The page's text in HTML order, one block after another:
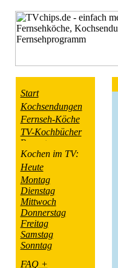
Start
Kochsendungen
Fernseh-Köche
TV-Kochbücher
Kochen im TV:
Heute
Montag
Dienstag
Mittwoch
Donnerstag
Freitag
Samstag
Sonntag
FAQ +